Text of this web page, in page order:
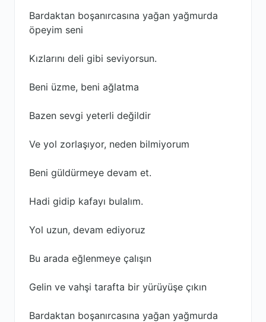
Bardaktan boşanırcasına yağan yağmurda
öpeyim seni
Kızlarını deli gibi seviyorsun.
Beni üzme, beni ağlatma
Bazen sevgi yeterli değildir
Ve yol zorlaşıyor, neden bilmiyorum
Beni güldürmeye devam et.
Hadi gidip kafayı bulalım.
Yol uzun, devam ediyoruz
Bu arada eğlenmeye çalışın
Gelin ve vahşi tarafta bir yürüyüşe çıkın
Bardaktan boşanırcasına yağan yağmurda